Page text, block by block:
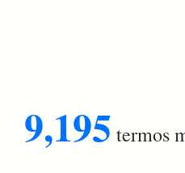
9,195 termos